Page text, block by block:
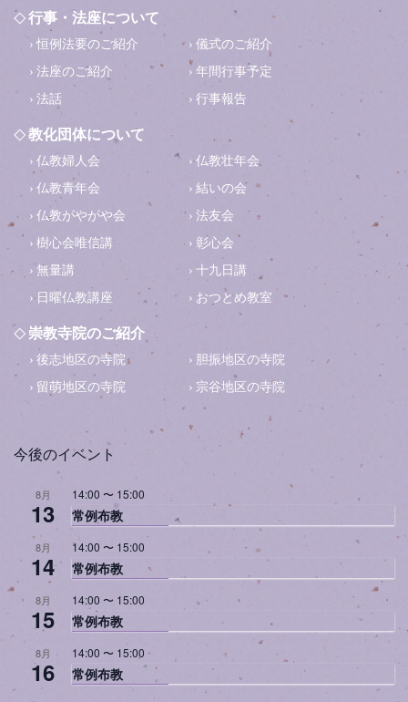
行事・法座について
恒例法要のご紹介
儀式のご紹介
法座のご紹介
年間行事予定
法話
行事報告
教化団体について
仏教婦人会
仏教壮年会
仏教青年会
結いの会
仏教がやがや会
法友会
樹心会唯信講
彰心会
無量講
十九日講
日曜仏教講座
おつとめ教室
崇教寺院のご紹介
後志地区の寺院
胆振地区の寺院
留萌地区の寺院
宗谷地区の寺院
今後のイベント
8月
13
14:00 〜 15:00
常例布教
8月
14
14:00 〜 15:00
常例布教
8月
15
14:00 〜 15:00
常例布教
8月
16
14:00 〜 15:00
常例布教